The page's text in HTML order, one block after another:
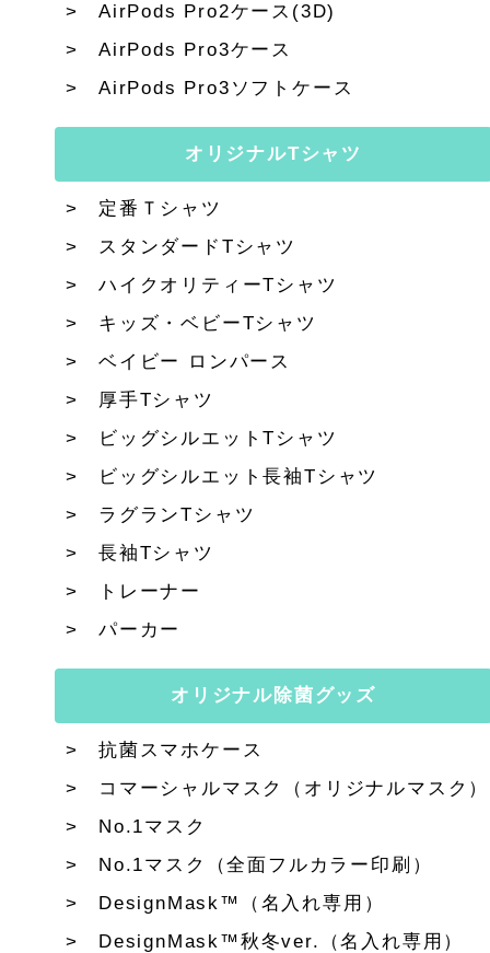
AirPods Pro2ケース(3D)
AirPods Pro3ケース
AirPods Pro3ソフトケース
オリジナルTシャツ
定番Ｔシャツ
スタンダードTシャツ
ハイクオリティーTシャツ
キッズ・ベビーTシャツ
ベイビー ロンパース
厚手Tシャツ
ビッグシルエットTシャツ
ビッグシルエット長袖Tシャツ
ラグランTシャツ
長袖Tシャツ
トレーナー
パーカー
オリジナル除菌グッズ
抗菌スマホケース
コマーシャルマスク（オリジナルマスク）
No.1マスク
No.1マスク（全面フルカラー印刷）
DesignMask™（名入れ専用）
DesignMask™秋冬ver.（名入れ専用）